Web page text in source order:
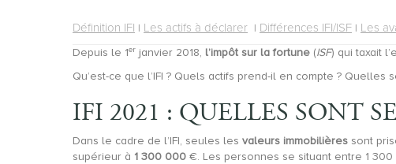
Définition IFI | Les actifs à déclarer | Différences IFI/ISF | Les
Depuis le 1er janvier 2018, l’impôt sur la fortune (ISF) qui taxait
Qu’est-ce que l’IFI ? Quels actifs prend-il en compte ? Quelles
IFI 2021 : QUELLES SONT
Dans le cadre de l’IFI, seules les valeurs immobilières sont
supérieur à 1 300 000 €. Les personnes se situant entre 1